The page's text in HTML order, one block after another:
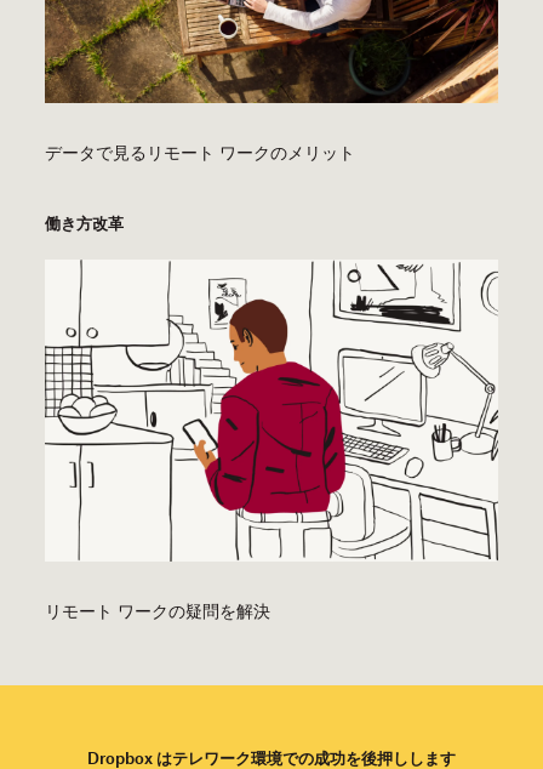
データで見るリモート ワークのメリット
働き方改革
リモート ワークの疑問を解決
Dropbox はテレワーク環境での成功を後押しします